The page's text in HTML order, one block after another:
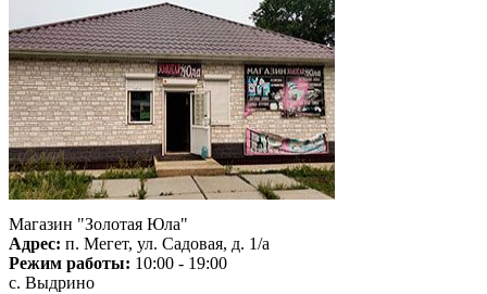
Магазин "Золотая Юла"
Адрес: п. Мегет, ул. Садовая, д. 1/а
Режим работы: 10:00 - 19:00
с. Выдрино